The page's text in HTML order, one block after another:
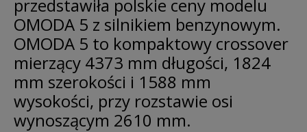
przedstawiła polskie ceny modelu
OMODA 5 z silnikiem benzynowym.
OMODA 5 to kompaktowy crossover
mierzący 4373 mm długości, 1824
mm szerokości i 1588 mm
wysokości, przy rozstawie osi
wynoszącym 2610 mm.